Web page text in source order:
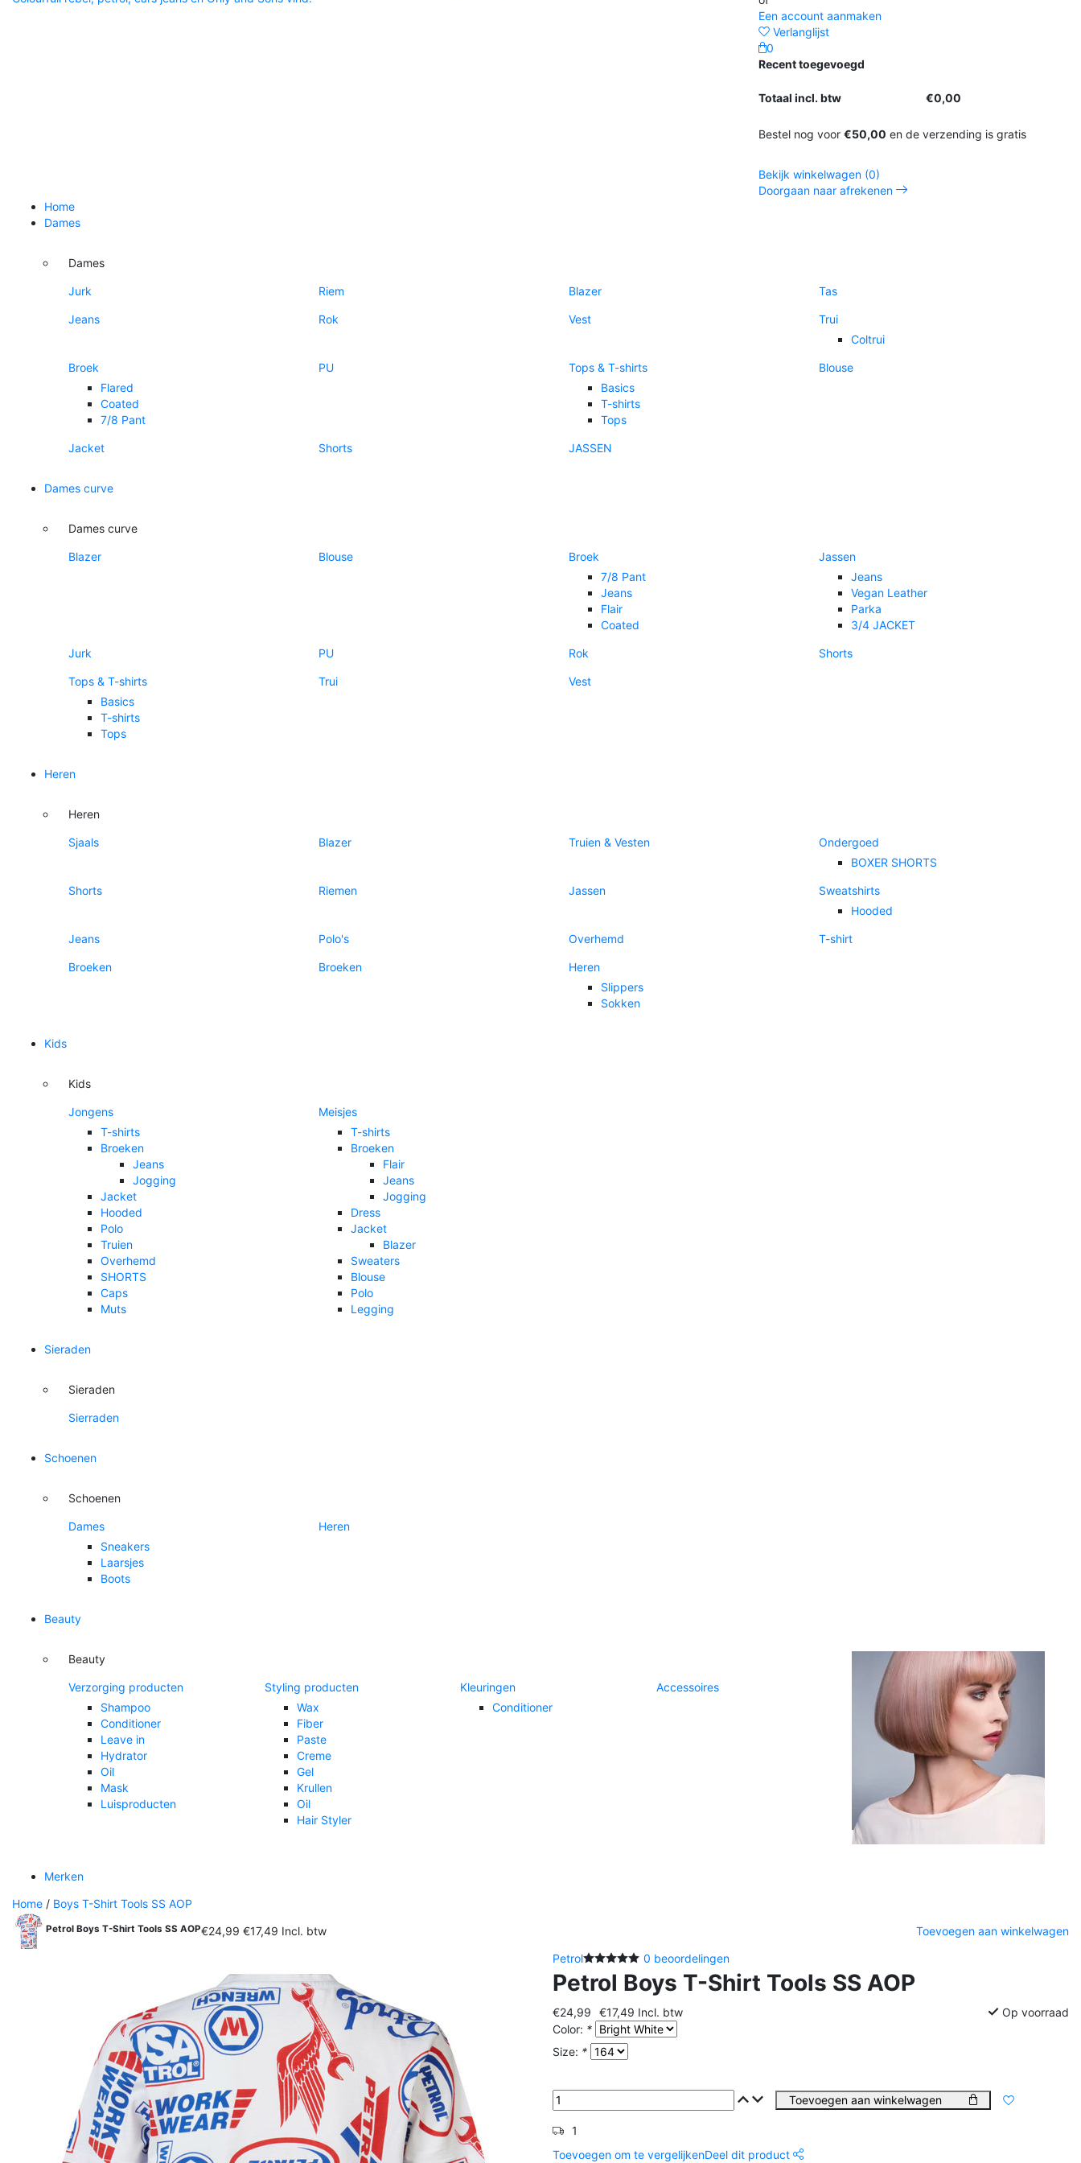
Een account aanmaken
Verlanglijst
0
Recent toegevoegd
Totaal incl. btw €0,00
Bestel nog voor €50,00 en de verzending is gratis
Bekijk winkelwagen (0)
Doorgaan naar afrekenen
Home
Dames
Dames
Jurk Riem Blazer Tas
Jeans Rok Vest
Trui
Coltrui
Broek
Flared
Coated
7/8 Pant
PU
Tops & T-shirts
Basics
T-shirts
Tops
Blouse
Jacket Shorts JASSEN
Dames curve
Dames curve
Blazer Blouse
Broek
7/8 Pant
Jeans
Flair
Coated
Jassen
Jeans
Vegan Leather
Parka
3/4 JACKET
Jurk PU Rok Shorts
Tops & T-shirts
Basics
T-shirts
Tops
Trui Vest
Heren
Heren
Sjaals Blazer Truien & Vesten
Ondergoed
BOXER SHORTS
Shorts Riemen Jassen
Sweatshirts
Hooded
Jeans Polo's Overhemd T-shirt
Broeken Broeken
Heren
Slippers
Sokken
Kids
Kids
Jongens
T-shirts
Broeken
Jeans
Jogging
Jacket
Hooded
Polo
Truien
Overhemd
SHORTS
Caps
Muts
Meisjes
T-shirts
Broeken
Flair
Jeans
Jogging
Dress
Jacket
Blazer
Sweaters
Blouse
Polo
Legging
Sieraden
Sieraden
Sierraden
Schoenen
Schoenen
Dames
Sneakers
Laarsjes
Boots
Heren
Beauty
Beauty
Verzorging producten
Shampoo
Conditioner
Leave in
Hydrator
Oil
Mask
Luisproducten
Styling producten
Wax
Fiber
Paste
Creme
Gel
Krullen
Oil
Hair Styler
Kleuringen
Conditioner
Accessoires
Merken
Home / Boys T-Shirt Tools SS AOP
Petrol Boys T-Shirt Tools SS AOP€24,99 €17,49 Incl. btw
Toevoegen aan winkelwagen
Petrol
0 beoordelingen
Petrol Boys T-Shirt Tools SS AOP
€24,99 €17,49 Incl. btw
Op voorraad
Color: *
Size: *
Toevoegen aan winkelwagen
1
Toevoegen om te vergelijkenDeel dit product